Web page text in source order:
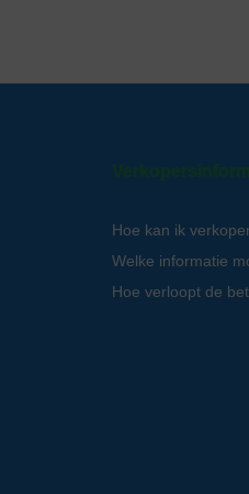
Hoe kan ik
Welke informatie
Hoe verloopt de